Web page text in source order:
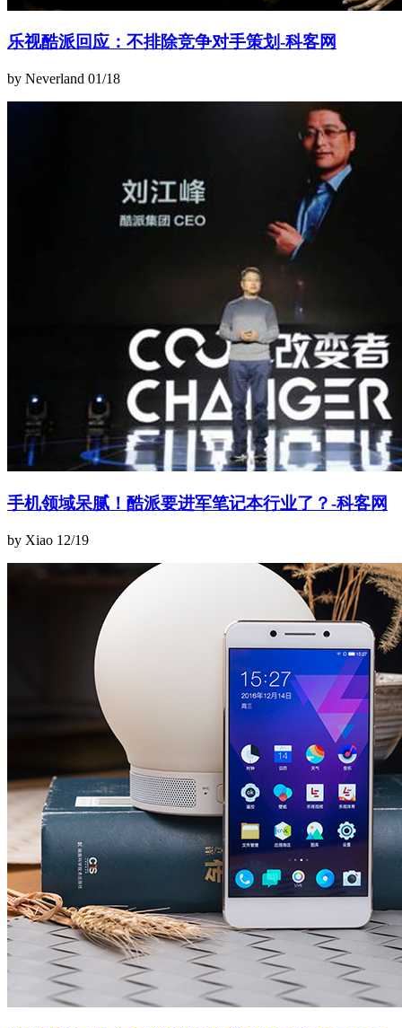
乐视酷派回应：不排除竞争对手策划-科客网
by Neverland 01/18
手机领域呆腻！酷派要进军笔记本行业了？-科客网
by Xiao 12/19